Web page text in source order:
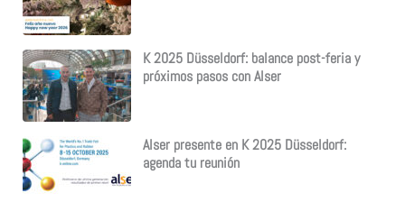
K 2025 Düsseldorf: balance post-feria y
próximos pasos con Alser
Alser presente en K 2025 Düsseldorf:
agenda tu reunión